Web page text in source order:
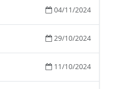
04/11/2024
29/10/2024
11/10/2024